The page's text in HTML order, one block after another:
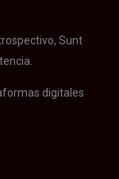
Sunt
digitales